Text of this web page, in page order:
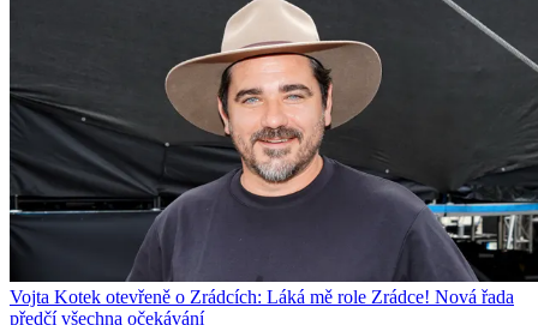
Vojta Kotek otevřeně o Zrádcích: Láká mě role Zrádce! Nová řada
předčí všechna očekávání